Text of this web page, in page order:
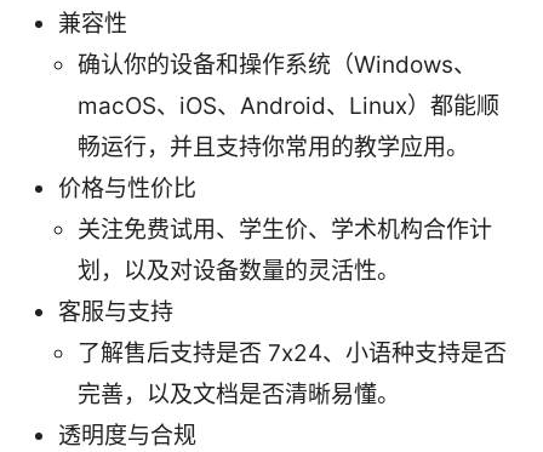
兼容性
确认你的设备和操作系统（Windows、
macOS、iOS、Android、Linux）都能顺
畅运行，并且支持你常用的教学应用。
价格与性价比
关注免费试用、学生价、学术机构合作计
划，以及对设备数量的灵活性。
客服与支持
了解售后支持是否 7x24、小语种支持是否
完善，以及文档是否清晰易懂。
透明度与合规